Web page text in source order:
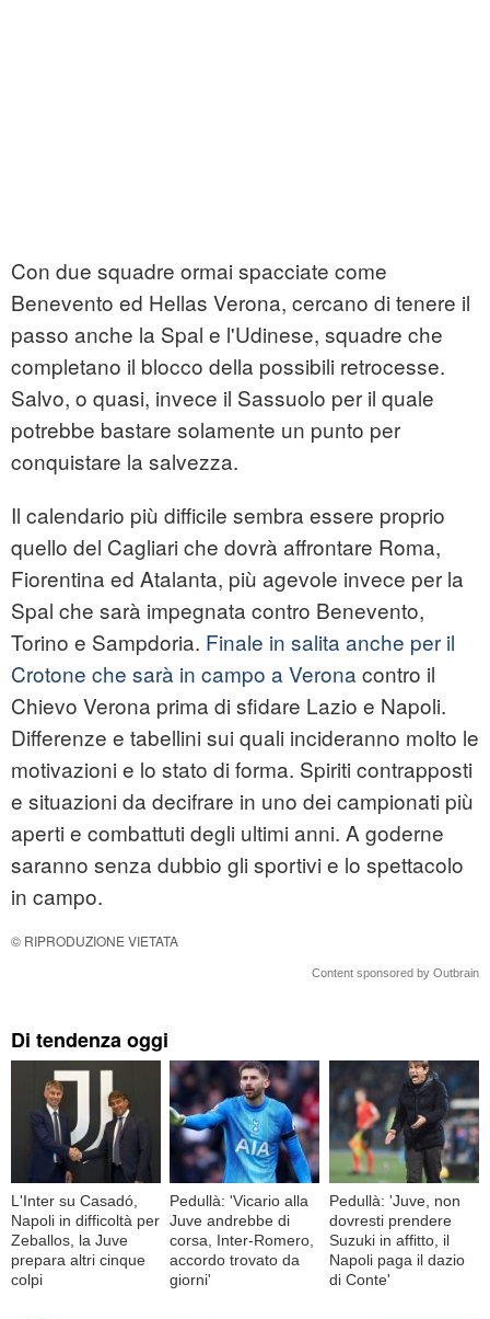
Con due squadre ormai spacciate come
Benevento ed Hellas Verona, cercano di tenere il
passo anche la Spal e l'Udinese, squadre che
completano il blocco della possibili retrocesse.
Salvo, o quasi, invece il Sassuolo per il quale
potrebbe bastare solamente un punto per
conquistare la salvezza.
Il calendario più difficile sembra essere proprio
quello del Cagliari che dovrà affrontare Roma,
Fiorentina ed Atalanta, più agevole invece per la
Spal che sarà impegnata contro Benevento,
Torino e Sampdoria. Finale in salita anche per il
Crotone che sarà in campo a Verona contro il
Chievo Verona prima di sfidare Lazio e Napoli.
Differenze e tabellini sui quali incideranno molto le
motivazioni e lo stato di forma. Spiriti contrapposti
e situazioni da decifrare in uno dei campionati più
aperti e combattuti degli ultimi anni. A goderne
saranno senza dubbio gli sportivi e lo spettacolo
in campo.
© RIPRODUZIONE VIETATA
Content sponsored by Outbrain
Di tendenza oggi
L'Inter su Casadó,
Napoli in difficoltà per
Zeballos, la Juve
prepara altri cinque
colpi
Pedullà: 'Vicario alla
Juve andrebbe di
corsa, Inter-Romero,
accordo trovato da
giorni'
Pedullà: 'Juve, non
dovresti prendere
Suzuki in affitto, il
Napoli paga il dazio
di Conte'